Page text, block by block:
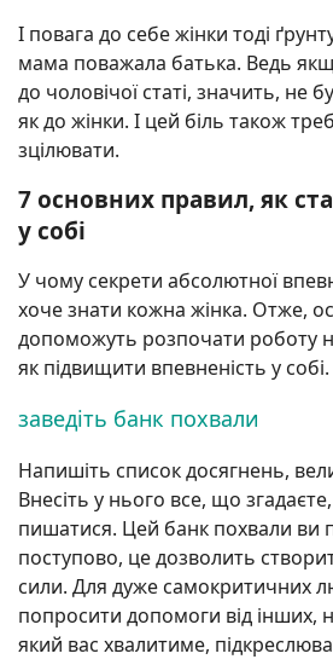
І повага до себе жінки тоді
мама поважала батька. Ведь
до чоловічої статі, значить, не
як до жінки. І цей біль також
зцілювати.
7 основних правил, як
у собі
У чому секрети абсолютної
хоче знати кожна жінка. Отже,
допоможуть розпочати роботу
як підвищити впевненість у собі.
заведіть банк похвали
Напишіть список досягнень,
Внесіть у нього все, що
пишатися. Цей банк похвали ви
поступово, це дозволить
сили. Для дуже самокритичних
попросити допомоги від інших,
який вас хвалитиме,